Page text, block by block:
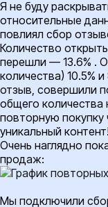
Я не буду
относительные
повлиял сбор
Количество
перешли — 13.6% .
количества) 10.5%
отзыв, совершили
общего количества
повторную покупку
уникальный контент!
Очень наглядно
продаж:
Мы подключили